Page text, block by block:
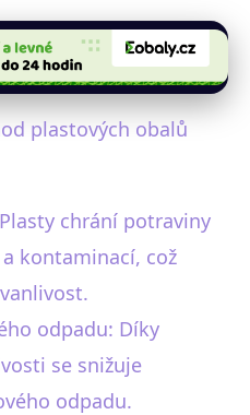
plastových obalů
chrání potraviny
kontaminací, což
odpadu: Díky
se snižuje
odpadu.